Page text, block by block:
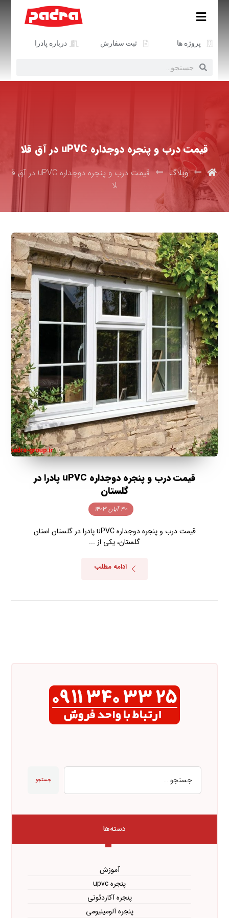
پروژه ها ثبت سفارش درباره پادرا
قیمت درب و پنجره دوجداره uPVC در آق قلا
وبلاگ
قیمت درب و پنجره دوجداره uPVC در آق ق
لا
قیمت درب و پنجره دوجداره uPVC پادرا در
گلستان
۳۰ آبان ۱۴۰۳
قیمت درب و پنجره دوجداره uPVC پادرا در گلستان استان
گلستان، یکی از ...
ادامه مطلب
جستجو
دسته‌ها
آموزش
پنجره upvc
پنجره آکاردئونی
پنجره آلومینیومی